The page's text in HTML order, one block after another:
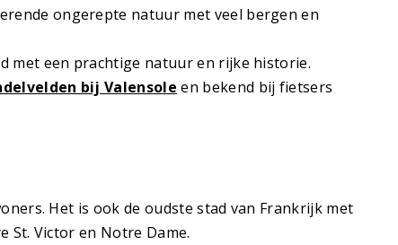
ongerepte natuur met veel bergen en
met een prachtige natuur en rijke historie.
bij Valensole en bekend bij fietsers
Het is ook de oudste stad van Frankrijk met
St. Victor en Notre Dame.